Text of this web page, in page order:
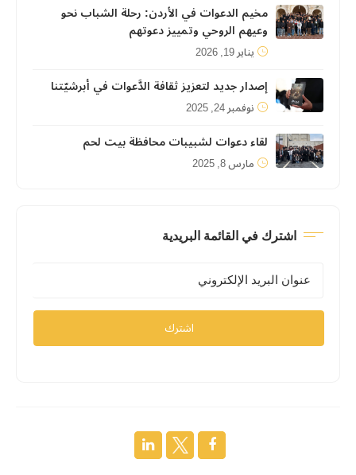
مخيم الدعوات في الأردن: رحلة الشباب نحو
وعيهم الروحي وتمييز دعوتهم
يناير 19, 2026
إصدار جديد لتعزيز ثقافة الدَّعوات في أبرشيّتنا
نوفمبر 24, 2025
لقاء دعوات لشبيبات محافظة بيت لحم
مارس 8, 2025
اشترك في القائمة البريدية
اشترك